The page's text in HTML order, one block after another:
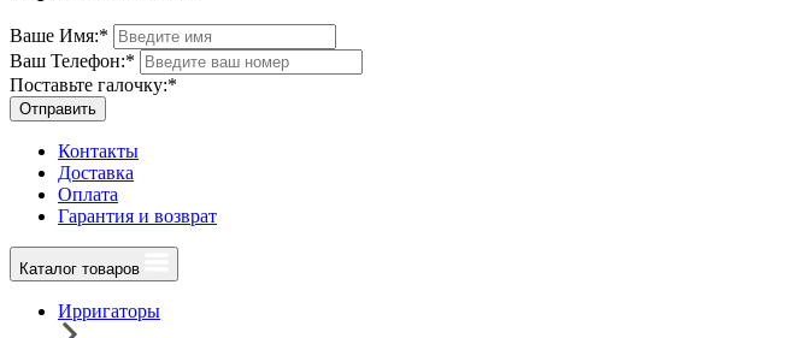
Ваше Имя:*
Ваш Телефон:*
Поставьте галочку:*
Отправить
Контакты
Доставка
Оплата
Гарантия и возврат
Каталог товаров
Ирригаторы